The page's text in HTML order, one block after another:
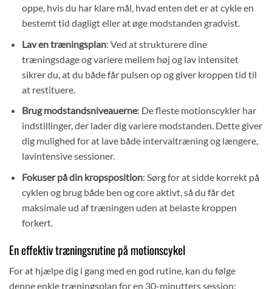
oppe, hvis du har klare mål, hvad enten det er at cykle en
bestemt tid dagligt eller at øge modstanden gradvist.
Lav en træningsplan: Ved at strukturere dine
træningsdage og variere mellem høj og lav intensitet
sikrer du, at du både får pulsen op og giver kroppen tid til
at restituere.
Brug modstandsniveauerne: De fleste motionscykler har
indstillinger, der lader dig variere modstanden. Dette giver
dig mulighed for at lave både intervaltræning og længere,
lavintensive sessioner.
Fokuser på din kropsposition: Sørg for at sidde korrekt på
cyklen og brug både ben og core aktivt, så du får det
maksimale ud af træningen uden at belaste kroppen
forkert.
En effektiv træningsrutine på motionscykel
For at hjælpe dig i gang med en god rutine, kan du følge
denne enkle træningsplan for en 30-minutters session: